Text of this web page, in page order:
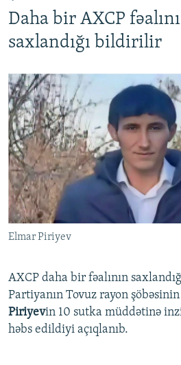
Daha bir AXCP
saxlandığı bildirilir
Elmar Piriyev
AXCP daha bir fəalının
Partiyanın Tovuz rayon şöbəsinin
Piriyevin 10 sutka müddətinə
həbs edildiyi açıqlanıb.